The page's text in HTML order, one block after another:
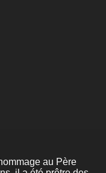
au Père